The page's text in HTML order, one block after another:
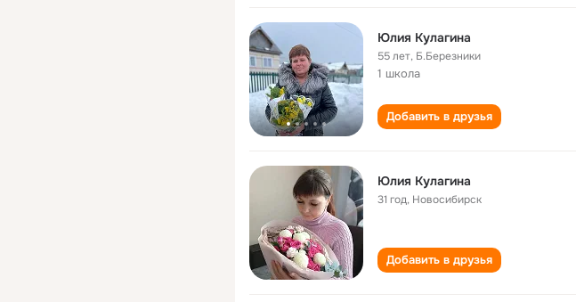
Юлия Кулагина
55 лет, Б.Березники
1 школа
Добавить в друзья
Юлия Кулагина
31 год, Новосибирск
Добавить в друзья